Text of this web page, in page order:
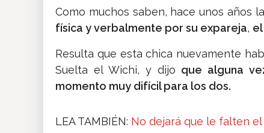
Como muchos saben, hace unos años
física y verbalmente por su expareja,
Resulta que esta chica nuevamente
Suelta el Wichi, y dijo que alguna
momento muy difícil para los dos.
LEA TAMBIÉN: No dejará que le falten